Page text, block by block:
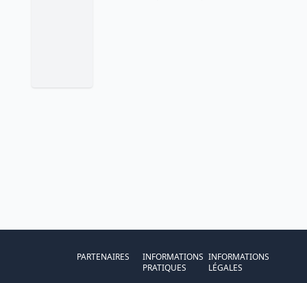
PARTENAIRES
INFORMATIONS
PRATIQUES
INFORMATIONS
LÉGALES